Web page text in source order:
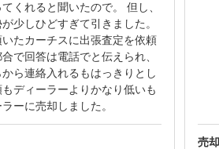
くれると聞いたので。 但し、
少しひどすぎて引きました。
たカーチスに出張査定を依頼
で回答は電話でと伝えられ、
ら連絡入れるもはっきりとし
ディーラーよりかなり低いも
ーに売却しました。
売